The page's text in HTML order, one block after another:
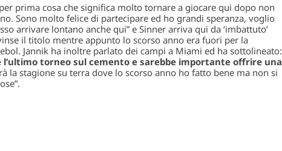
prima cosa che significa molto tornare a giocare qui dopo non
Sono molto felice di partecipare ed ho grandi speranza, voglio
arrivare lontano anche qui” e Sinner arriva qui da ‘imbattuto’
il titolo mentre appunto lo scorso anno era fuori per la
Jannik ha inoltre parlato dei campi a Miami ed ha sottolineato:
l’ultimo torneo sul cemento e sarebbe importante offrire una
la stagione su terra dove lo scorso anno ho fatto bene ma non si